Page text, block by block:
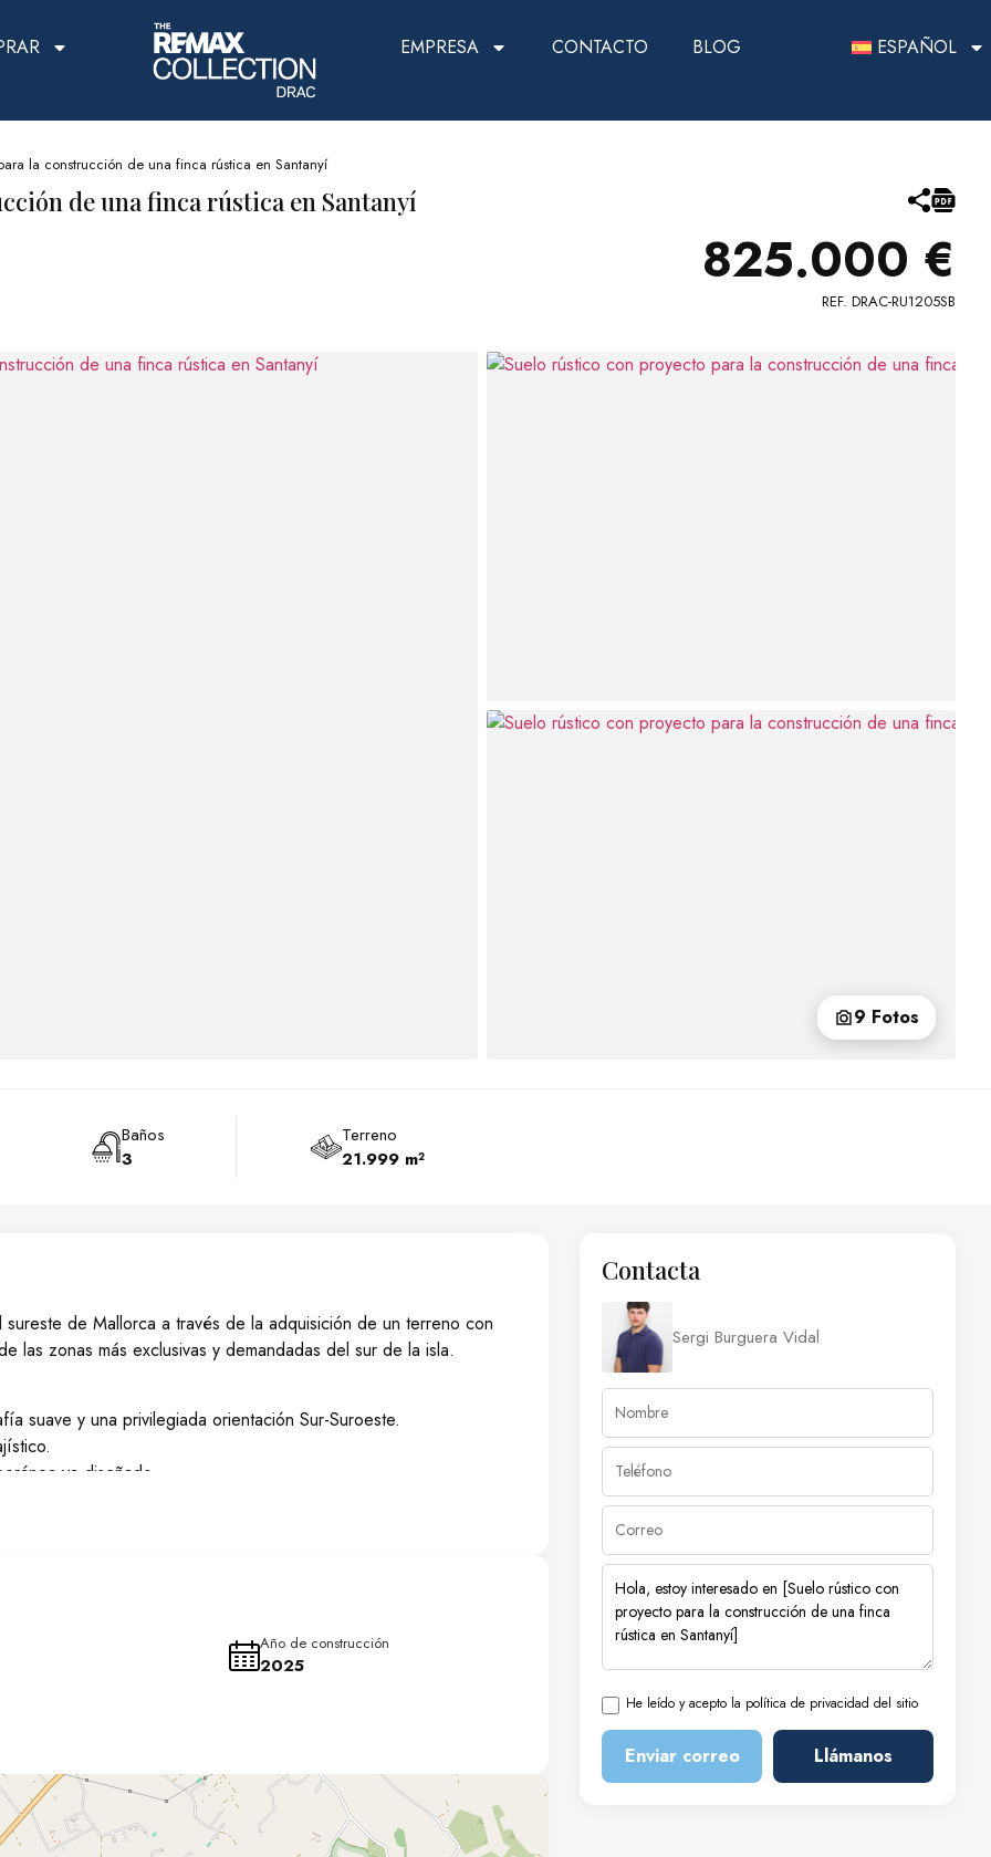
EMPRESA CONTACTO BLOG ESPAÑOL
la construcción de una finca rústica en Santanyí
de una finca rústica en Santanyí
825.000 €
REF. DRAC-RU1205SB
9 Fotos
Baños
3
Terreno
21.999 m²
de Mallorca a través de la adquisición de un terreno con
las zonas más exclusivas y demandadas del sur de la isla.
suave y una privilegiada orientación Sur-Suroeste.
ya diseñado.
el valor de la parcela:
normativa vigente.
de revalorización. Se estiman valores de venta entre 4 y
en rentabilidad o desarrollo para venta.
Año de construcción
2025
Contacta
Sergi Burguera Vidal
He leído y acepto la política de privacidad del sitio
Enviar correo Llámanos